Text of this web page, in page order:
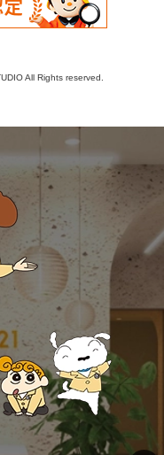
All Rights reserved.